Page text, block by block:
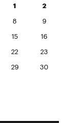
1 2
8 9
15 16
22 23
29 30